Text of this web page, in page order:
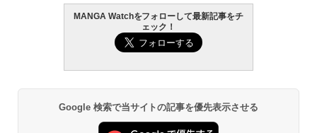
MANGA Watchをフォローして最新記事をチ
ェック！
Google 検索で当サイトの記事を優先表示させる